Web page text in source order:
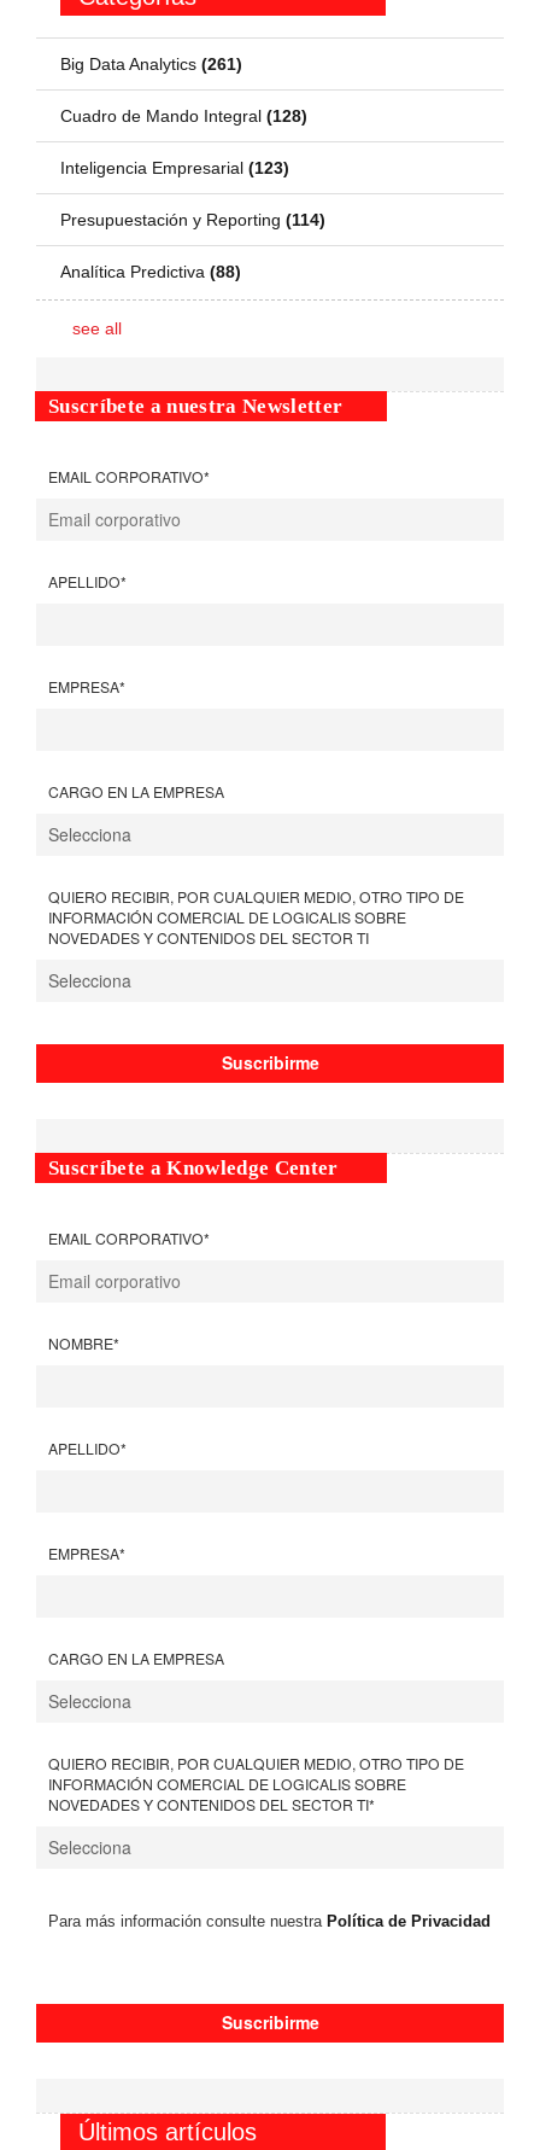
Big Data Analytics (261)
Cuadro de Mando Integral (128)
Inteligencia Empresarial (123)
Presupuestación y Reporting (114)
Analítica Predictiva (88)
see all
Suscríbete a nuestra Newsletter
EMAIL CORPORATIVO*
APELLIDO*
EMPRESA*
CARGO EN LA EMPRESA
QUIERO RECIBIR, POR CUALQUIER MEDIO, OTRO TIPO DE
INFORMACIÓN COMERCIAL DE LOGICALIS SOBRE
NOVEDADES Y CONTENIDOS DEL SECTOR TI
Suscríbete a Knowledge Center
EMAIL CORPORATIVO*
NOMBRE*
APELLIDO*
EMPRESA*
CARGO EN LA EMPRESA
QUIERO RECIBIR, POR CUALQUIER MEDIO, OTRO TIPO DE
INFORMACIÓN COMERCIAL DE LOGICALIS SOBRE
NOVEDADES Y CONTENIDOS DEL SECTOR TI*
Para más información consulte nuestra Política de Privacidad
Últimos artículos